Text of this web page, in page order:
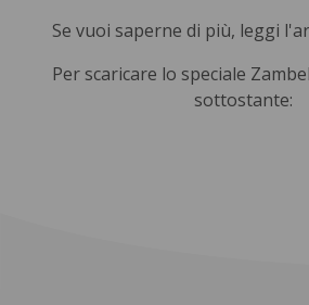
Se vuoi saperne di più, leggi
Per scaricare lo speciale
sottostante: